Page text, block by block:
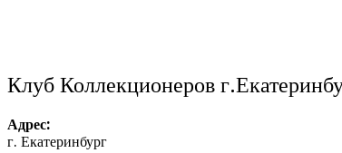
Клуб Коллекционеров
Адрес:
г. Екатеринбург